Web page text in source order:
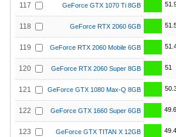
117 GeForce GTX 1070 Ti 8GB
118 GeForce RTX 2060 6GB
119 GeForce RTX 2060 Mobile 6GB
120 GeForce RTX 2060 Super 8GB 51
121 GeForce GTX 1080 Max-Q 8GB
122 GeForce GTX 1660 Super 6GB 49.6
123 GeForce GTX TITAN X 12GB 49.4